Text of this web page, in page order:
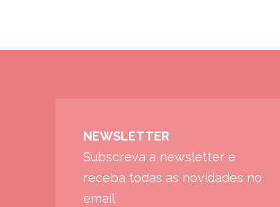
NEWSLETTER
Subscreva a newsletter e
receba todas as novidades no
email